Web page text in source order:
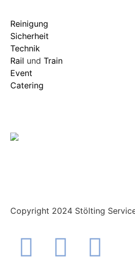
Reinigung
Sicherheit
Technik
Rail und Train
Event
Catering
Copyright 2024 Stölting